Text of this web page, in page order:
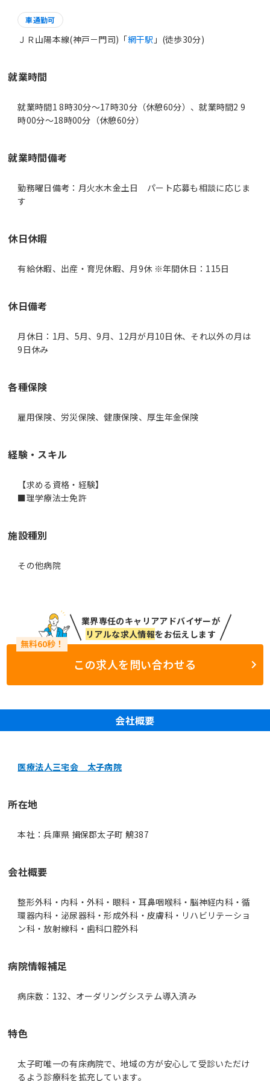
車通勤可
ＪＲ山陽本線(神戸－門司)「網干駅 」(徒歩30分)
就業時間
就業時間1 8時30分〜17時30分（休憩60分）、就業時間2 9
時00分〜18時00分（休憩60分）
就業時間備考
勤務曜日備考：月火水木金土日 パート応募も相談に応じま
休日休暇
有給休暇、出産・育児休暇、月9休 ※年間休日：115日
休日備考
月休日：1月、5月、9月、12月が月10日休、それ以外の月は
9日休み
各種保険
雇用保険、労災保険、健康保険、厚生年金保険
経験・スキル
【求める資格・経験】
■理学療法士免許
施設種別
その他病院
業界専任のキャリアアドバイザーが
リアルな求人情報をお伝えします
この求人を問い合わせる
会社概要
医療法人三宅会 太子病院
所在地
本社：兵庫県 揖保郡太子町 鵤387
会社概要
整形外科・内科・外科・眼科・耳鼻咽喉科・脳神経内科・循
環器内科・泌尿器科・形成外科・皮膚科・リハビリテーショ
ン科・放射線科・歯科口腔外科
病院情報補足
病床数：132、オーダリングシステム導入済み
特色
太子町唯一の有床病院で、地域の方が安心して受診いただけ
るよう診療科を拡充しています。